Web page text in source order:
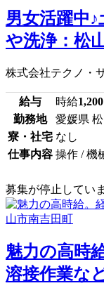
男女活躍中
や洗浄：松
株式会社テクノ・
給与 時給1,200
勤務地
愛媛県
寮・社宅 なし
仕事内容 操作 / 機
募集が停止してい
魅力の高時
溶接作業な